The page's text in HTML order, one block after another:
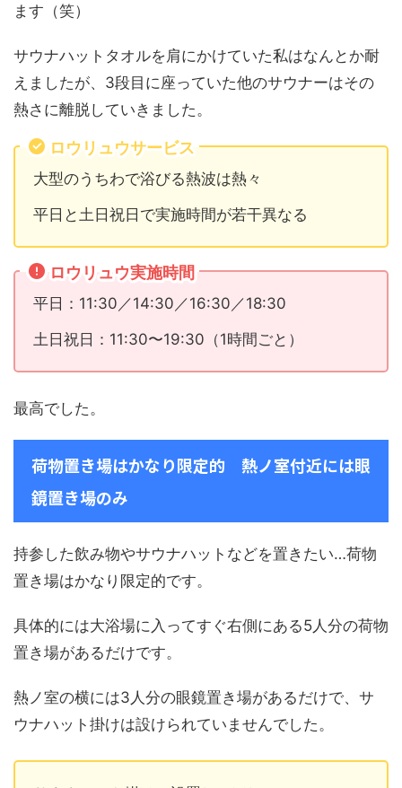
ます（笑）
サウナハットタオルを肩にかけていた私はなんとか耐
えましたが、3段目に座っていた他のサウナーはその
熱さに離脱していきました。
ロウリュウサービス
大型のうちわで浴びる熱波は熱々
平日と土日祝日で実施時間が若干異なる
ロウリュウ実施時間
平日：11:30／14:30／16:30／18:30
土日祝日：11:30〜19:30（1時間ごと）
最高でした。
荷物置き場はかなり限定的 熱ノ室付近には眼
鏡置き場のみ
持参した飲み物やサウナハットなどを置きたい…荷物
置き場はかなり限定的です。
具体的には大浴場に入ってすぐ右側にある5人分の荷物
置き場があるだけです。
熱ノ室の横には3人分の眼鏡置き場があるだけで、サ
ウナハット掛けは設けられていませんでした。